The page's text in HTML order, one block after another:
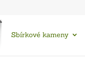
Sbírkové kameny